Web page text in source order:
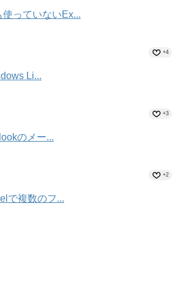
使っていないEx...
Li...
+4
のメー...
+3
で複数のフ...
+2